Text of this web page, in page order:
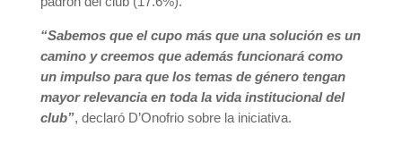
“Sabemos que el cupo más que una solución es un
camino y creemos que además funcionará como
un impulso para que los temas de género tengan
mayor relevancia en toda la vida institucional del
club”, declaró D’Onofrio sobre la iniciativa.